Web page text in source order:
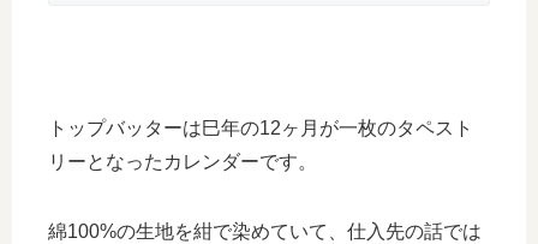
トップバッターは巳年の12ヶ月が一枚のタペスト
リーとなったカレンダーです。
綿100%の生地を紺で染めていて、仕入先の話では